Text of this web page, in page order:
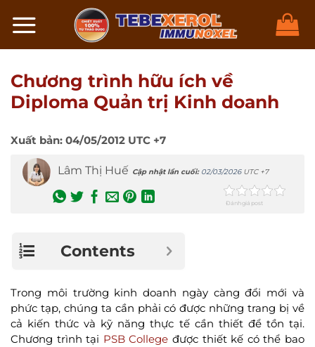
đến
Chương trình hữu ích về
Diploma Quản trị Kinh doanh
Xuất bản: 04/05/2012 UTC +7
Lâm Thị Huế Cập nhật lần cuối: 02/03/2026UTC +7
Đánh giá post
Contents
Trong môi trường kinh doanh ngày càng đổi mới và
phức tạp, chúng ta cần phải có được những trang bị về
cả kiến thức và kỹ năng thực tế cần thiết để tồn tại.
Chương trình tại PSB College được thiết kế có thể bao